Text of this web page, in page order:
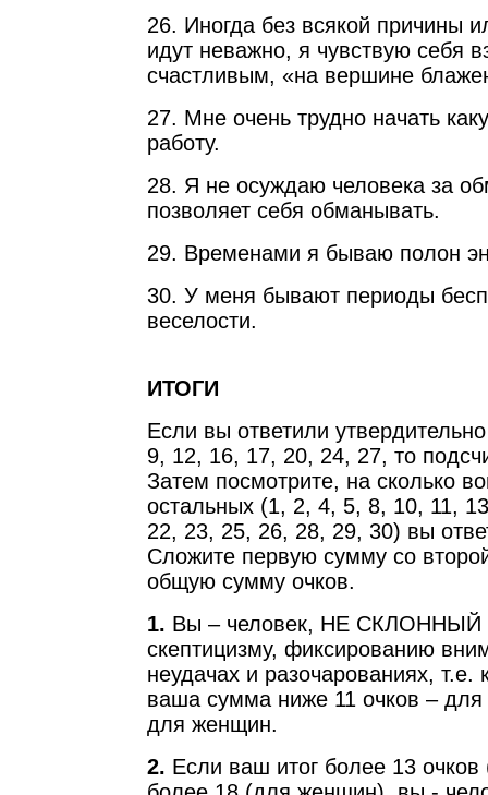
26. Иногда без всякой причины
идут неважно, я чувствую себя
счастливым, «на вершине
27. Мне очень трудно начать
работу.
28. Я не осуждаю человека за
позволяет себя обманывать.
29. Временами я бываю полон
30. У меня бывают периоды
веселости.
ИТОГИ
Если вы ответили
9, 12, 16, 17, 20, 24, 27, то
Затем посмотрите, на сколько
остальных (1, 2, 4, 5, 8, 10, 11,
22, 23, 25, 26, 28, 29, 30) вы
Сложите первую сумму со
общую сумму очков.
1. Вы – человек, НЕ СКЛОННЫЙ
скептицизму, фиксированию
неудачах и разочарованиях, т.е.
ваша сумма ниже 11 очков –
для женщин.
2. Если ваш итог более 13